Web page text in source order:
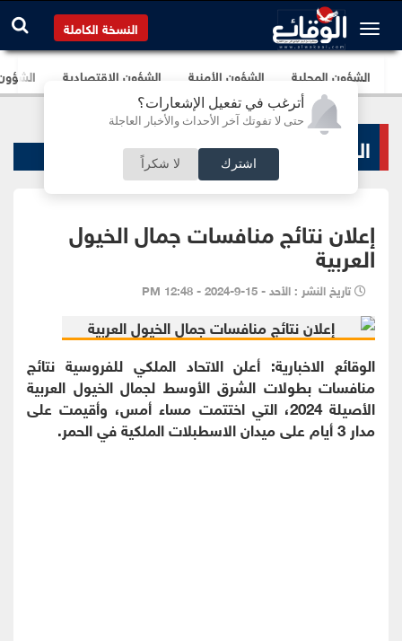
أترغب في تفعيل الإشعارات؟
حتى لا تفوتك آخر الأحداث والأخبار العاجلة
اشترك لا شكراً
النسخة الكاملة
الشؤون المحلية الشؤون الأمنية الشؤون الإقتصادية
الرياضة المحلية
إعلان نتائج منافسات جمال الخيول
العربية
تاريخ النشر : الأحد - 15-9-2024 - 12:48 PM
الوقائع الاخبارية: أعلن الاتحاد الملكي للفروسية نتائج
منافسات بطولات الشرق الأوسط لجمال الخيول العربية
الأصيلة 2024، التي اختتمت مساء أمس، وأقيمت على
مدار 3 أيام على ميدان الاسطبلات الملكية في الحمر.